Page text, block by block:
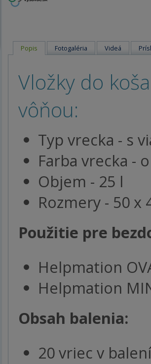
Popis Fotogaléria Videá
Vložky do
vôňou:
Typ vrecka - s
Farba vrecka -
Objem - 25 l
Rozmery - 50 x
Použitie pre
Helpmation
Helpmation
Obsah balenia:
20 vriec v balení